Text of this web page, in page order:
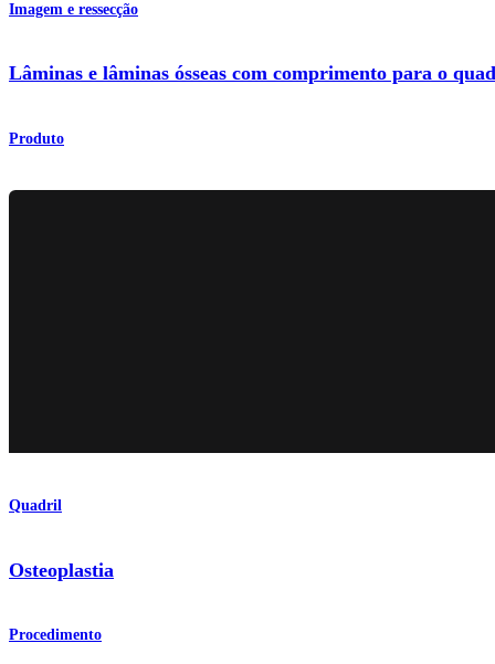
Imagem e ressecção
Lâminas e lâminas ósseas com comprimento para o
Produto
Quadril
Osteoplastia
Procedimento